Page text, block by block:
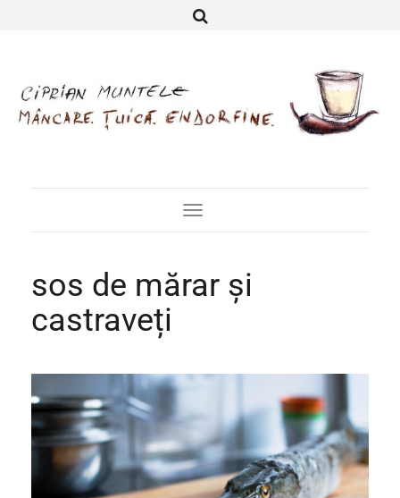
Toggle
Navigation
sos de mărar și
castraveți